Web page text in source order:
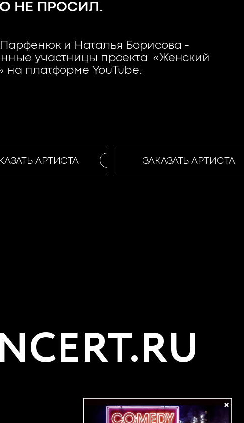
НЕ ПРОСИЛ.
и Наталья Борисова -
участницы проекта «Женский
на платформе YouTube.
АРТИСТА ЗАКАЗАТЬ АРТИСТА
×